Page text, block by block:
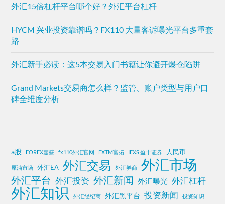
外汇15倍杠杆平台哪个好？外汇平台杠杆
HYCM 兴业投资靠谱吗？FX110 大量客诉曝光平台多重套
路
外汇新手必读：这5本交易入门书籍让你避开爆仓陷阱
Grand Markets交易商怎么样？监管、账户类型与用户口
碑全维度分析
a股 FOREX嘉盛 fx110外汇官网 FXTM富拓 IEXS 盈十证券 人民币
原油市场 外汇EA 外汇交易 外汇券商 外汇市场
外汇平台 外汇投资 外汇新闻 外汇曝光 外汇杠杆
外汇知识 外汇经纪商 外汇黑平台 投资新闻 投资知识